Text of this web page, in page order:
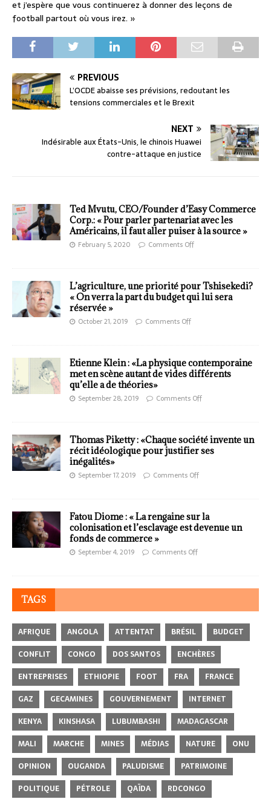
et j’espère que vous continuerez à donner des leçons de
football partout où vous irez. »
PREVIOUS
L’OCDE abaisse ses prévisions, redoutant les
tensions commerciales et le Brexit
NEXT
Indésirable aux États-Unis, le chinois Huawei
contre-attaque en justice
Ted Mvutu, CEO/Founder d’Easy Commerce
Corp.: « Pour parler partenariat avec les
Américains, il faut aller puiser à la source »
February 5, 2020 Comments Off
L’agriculture, une priorité pour Tshisekedi?
« On verra la part du budget qui lui sera
réservée »
October 21, 2019 Comments Off
Etienne Klein : «La physique contemporaine
met en scène autant de vides différents
qu’elle a de théories»
September 28, 2019 Comments Off
Thomas Piketty : «Chaque société invente un
récit idéologique pour justifier ses
inégalités»
September 17, 2019 Comments Off
Fatou Diome : « La rengaine sur la
colonisation et l’esclavage est devenue un
fonds de commerce »
September 4, 2019 Comments Off
TAGS
AFRIQUE ANGOLA ATTENTAT BRÉSIL
BUDGET
CONFLIT
CONGO DOS SANTOS
ENCHÈRES
ENTREPRISES
ETHIOPIE FOOT FRA
FRANCE
GAZ
GECAMINES GOUVERNEMENT
INTERNET
KENYA
KINSHASA LUBUMBASHI
MADAGASCAR
MALI
MARCHE MINES MÉDIAS NATURE
ONU
OPINION
OUGANDA PALUDISME
PATRIMOINE
POLITIQUE
PÉTROLE QAÏDA RDCONGO